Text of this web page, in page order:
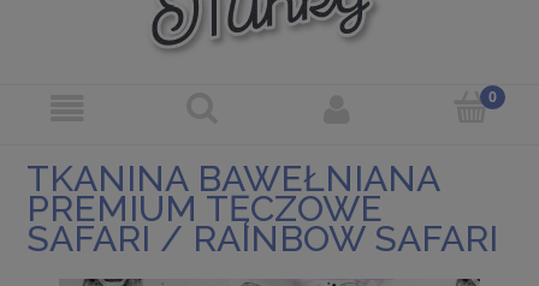
TKANINA BAWEŁNIANA
PREMIUM TĘCZOWE
SAFARI / RAINBOW SAFARI